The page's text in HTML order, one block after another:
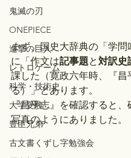
鬼滅の刃
ONEPIECE
進撃の巨人
レトロゲーム
科学・技術史
大学受験
豊臣兄弟
古文書くずし字勉強会
まず、国史大辞典の「学問
に「作文は記事題と対訳史
課した（寛政六年時、『昌
る）」とあります。
『昌平志』を確認すると、
写真のようにありました。